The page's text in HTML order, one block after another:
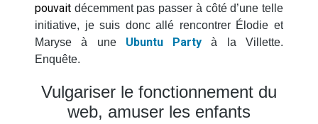
pouvait décemment pas passer à côté d’une telle
initiative, je suis donc allé rencontrer Élodie et
Maryse à une Ubuntu Party à la Villette.
Enquête.
Vulgariser le fonctionnement du
web, amuser les enfants